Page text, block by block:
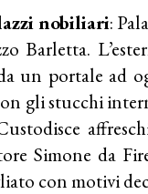
nobiliari:
Barletta.
un portale ad
gli stucchi
Simone da
con motivi